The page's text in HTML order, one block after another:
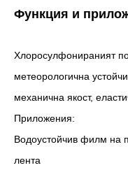
Функция и
Хлоросулфонираният
метеорологична
механична якост,
Приложения:
Водоустойчив филм на
лента